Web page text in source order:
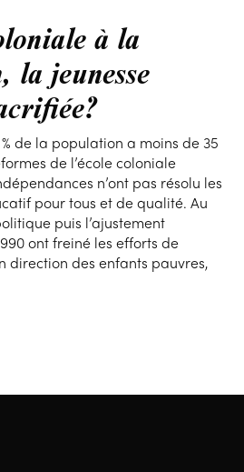
à la
la jeunesse
de la population a moins de 35
de l’école coloniale
n’ont pas résolu les
pour tous et de qualité. Au
puis l’ajustement
ont freiné les efforts de
direction des enfants pauvres,